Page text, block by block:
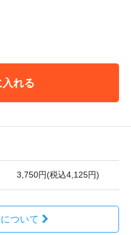
れる
3,750円(税込4,125円)
ついて